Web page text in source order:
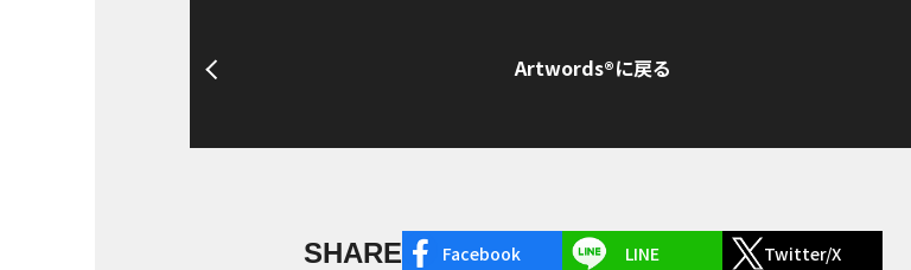
Artwords®に戻る
SHARE Facebook LINE Twitter/X